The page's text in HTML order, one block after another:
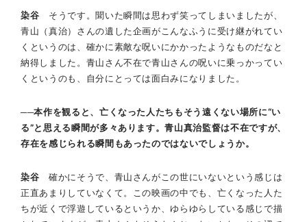
染谷 そうです。聞いた瞬間は思わず笑ってしまいましたが、
青山（真治）さんの遺した企画がこんなふうに受け継がれてい
くというのは、確かに素敵な呪いにかかったようなものだなと
納得しました。青山さん不在で青山さんの呪いに乗っかってい
くというのも、自分にとっては面白みになりました。
──本作を観ると、亡くなった人たちもそう遠くない場所に“い
る”と思える瞬間が多々あります。青山真治監督は不在ですが、
存在を感じられる瞬間もあったのではないでしょうか。
染谷 確かにそうで、青山さんがこの世にいないという感じは
正直あまりしていなくて。この映画の中でも、亡くなった人た
ちが近くで浮遊しているというか、ゆらゆらしている感じで描